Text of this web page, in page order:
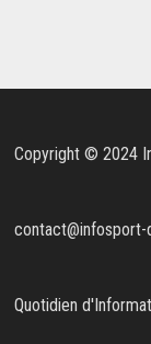
Copyright © 2024
contact@infosport-
Quotidien